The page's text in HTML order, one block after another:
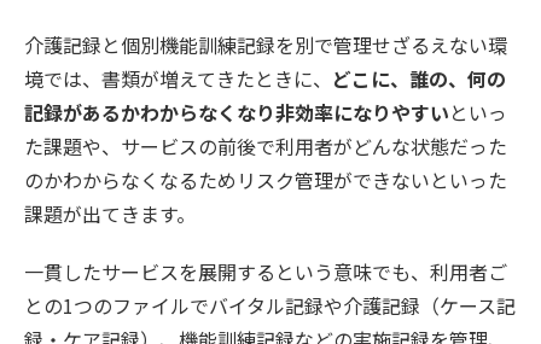
介護記録と個別機能訓練記録を別で管理せざるえない環
境では、書類が増えてきたときに、 どこに、誰の、何の
記録があるかわからなくなり非効率になりやすいといっ
た課題や、サービスの前後で利用者がどんな状態だった
のかわからなくなるためリスク管理ができないといった
課題が出てきます。
一貫したサービスを展開するという意味でも、利用者ご
との1つのファイルでバイタル記録や介護記録（ケース記